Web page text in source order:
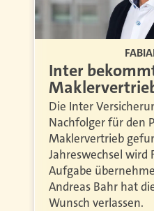
Inter
Die Inter
Nachfolger für den
Maklervertrieb
Jahreswechsel wird
Aufgabe
Andreas Bahr hat
Wunsch verlassen.